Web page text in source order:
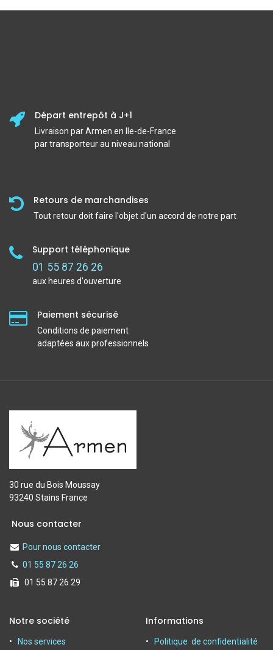
Départ entrepôt à J+1
Livraison par Armen en Ile-de-France
par transporteur au niveau national
Retours de marchandises
Tout retour doit faire l'objet d'un accord de notre part
Support téléphonique
01 55 87 26 26
aux heures d'ouverture
Paiement sécurisé
Conditions de paiement
adaptées aux professionnels
30 rue du Bois Moussay
93240 Stains France
Nous contacter
Pour nous contacter
01 55 87 26 26
01 55 87 26 29
Notre société
Nos services
Informations
Politique de confidentialité